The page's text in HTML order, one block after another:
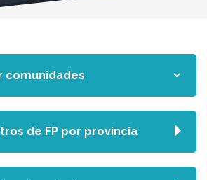
de FP por provincia